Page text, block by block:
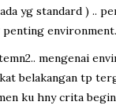
yg standard ) ..
penting
mengenai
belakangan tp
ku hny crita